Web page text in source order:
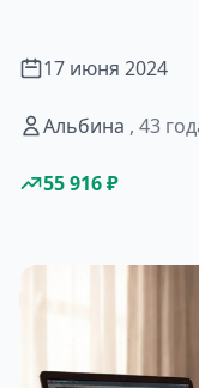
17 июня 2024
Альбина , 43
55 916 ₽